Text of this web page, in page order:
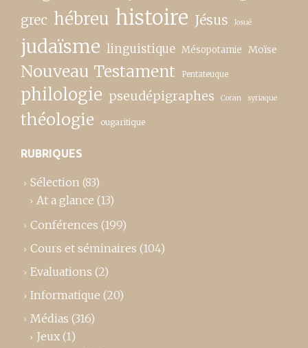
grec hébreu histoire Jésus Josué
judaïsme linguistique Mésopotamie Moïse
Nouveau Testament Pentateuque
philologie pseudépigraphes Coran syriaque
théologie ougaritique
RUBRIQUES
Sélection (83)
At a glance (13)
Conférences (199)
Cours et séminaires (104)
Evaluations (2)
Informatique (20)
Médias (316)
Jeux (1)